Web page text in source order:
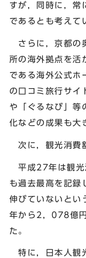
すが，同時に，常
であるとも考えて
さらに，京都の
所の海外拠点を活
である海外公式ホ
の口コミ旅行サイ
や「ぐるなび」等
化などの成果も大
次に，観光消費
平成27年は観光
も過去最高を記録
伸びていないとい
年から2，078億
た。
特に，日本人観